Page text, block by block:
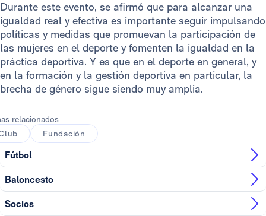
Durante este evento, se afirmó que para alcanzar una
igualdad real y efectiva es importante seguir impulsando
políticas y medidas que promuevan la participación de
las mujeres en el deporte y fomenten la igualdad en la
práctica deportiva. Y es que en el deporte en general, y
en la formación y la gestión deportiva en particular, la
brecha de género sigue siendo muy amplia.
relacionados
Fundación
Fútbol
Baloncesto
Socios